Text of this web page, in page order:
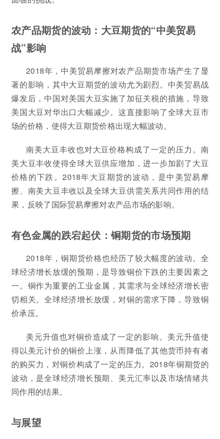
农产品期货的波动：大豆期货的“中美贸易
战”影响
2018年，中美贸易摩擦对农产品期货市场产生了显
著的影响，其中大豆期货的波动尤为剧烈。中美贸易战
爆发后，中国对美国大豆实施了加征关税的措施，导致
美国大豆对华出口大幅减少。这直接影响了全球大豆市
场的价格，使得大豆期货价格出现大幅波动。
南美大豆丰收也对大豆价格构成了一定的压力。南
美大豆丰收使得全球大豆供应增加，进一步加剧了大豆
价格的下跌。2018年大豆期货的波动，是中美贸易摩
擦、南美大豆丰收以及全球大豆供需关系共同作用的结
果，反映了国际贸易摩擦对农产品市场的影响。
有色金属的跌宕起伏：铜期货的市场预期
2018年，铜期货价格也经历了较大幅度的波动。全
球经济增长放缓的预期，是导致铜价下跌的主要因素之
一。铜作为重要的工业金属，其需求与全球经济增长密
切相关。全球经济增长放缓，对铜的需求下降，导致铜
价承压。
美元升值也对铜价造成了一定的影响。美元升值使
得以美元计价的铜价上涨，从而降低了其他货币持有者
的购买力，对铜价构成了一定的压力。2018年铜期货的
波动，是全球经济增长预期、美元汇率以及市场情绪共
同作用的结果。
与展望